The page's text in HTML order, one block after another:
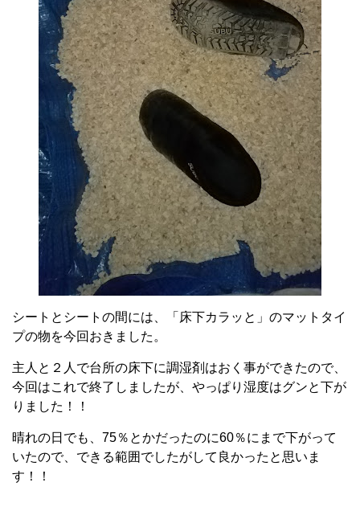
シートとシートの間には、「床下カラッと」のマットタイ
プの物を今回おきました。
主人と２人で台所の床下に調湿剤はおく事ができたので、
今回はこれで終了しましたが、やっぱり湿度はグンと下が
りました！！
晴れの日でも、75％とかだったのに60％にまで下がって
いたので、できる範囲でしたがして良かったと思いま
す！！